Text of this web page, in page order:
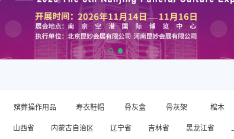
殡葬操作用品 寿衣鞋帽 骨灰盒 骨灰架 棺木
山西省 内蒙古自治区 辽宁省 吉林省 黑龙江省